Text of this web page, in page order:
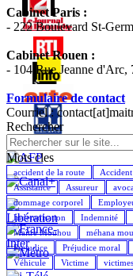
Cabinet Paris :
- 222 Boulevard St-
Cabinet Rouen :
- 104 Rue Jeanne d'Arc,
Formulaire de contact
Courriel :
Rechercher
Mots cles
accident de la route
Assistance
Assureur
dommage corporel
Indemnisation
Indemnité
Maître Mouhou
méhana
Préjudice
Préjudice moral
Véhicule
Victime victimes